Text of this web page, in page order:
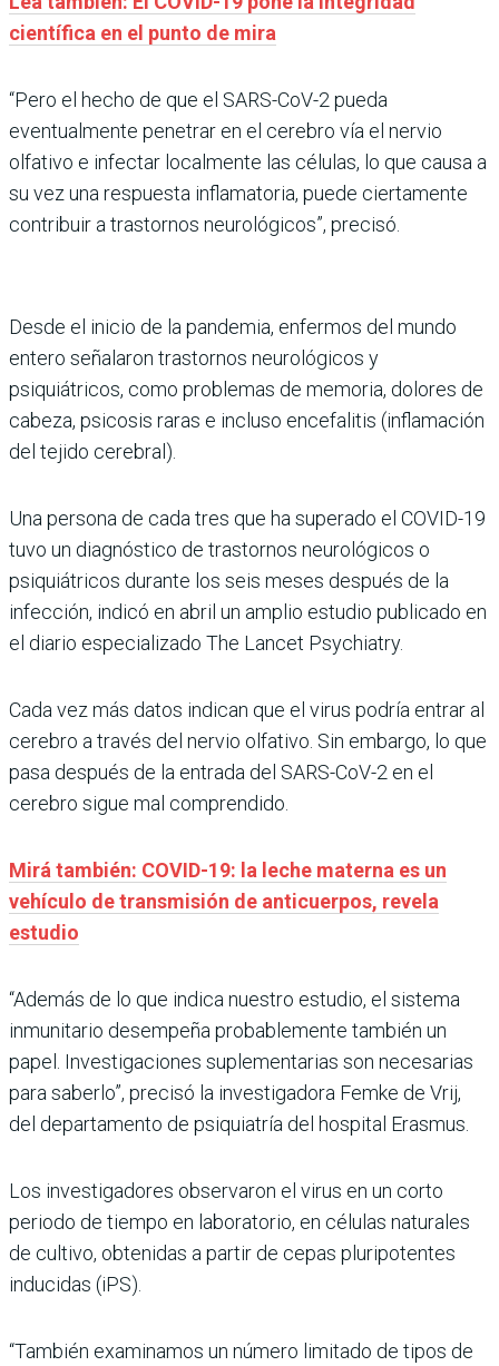
científica en el punto de mira
“Pero el hecho de que el SARS-CoV-2 pueda
eventualmente penetrar en el cerebro vía el nervio
olfativo e infectar localmente las células, lo que causa a
su vez una respuesta inflamatoria, puede ciertamente
contribuir a trastornos neurológicos”, precisó.
Desde el inicio de la pandemia, enfermos del mundo
entero señalaron trastornos neurológicos y
psiquiátricos, como problemas de memoria, dolores de
cabeza, psicosis raras e incluso encefalitis (inflamación
del tejido cerebral).
Una persona de cada tres que ha superado el COVID-19
tuvo un diagnóstico de trastornos neurológicos o
psiquiátricos durante los seis meses después de la
infección, indicó en abril un amplio estudio publicado en
el diario especializado The Lancet Psychiatry.
Cada vez más datos indican que el virus podría entrar al
cerebro a través del nervio olfativo. Sin embargo, lo que
pasa después de la entrada del SARS-CoV-2 en el
cerebro sigue mal comprendido.
Mirá también: COVID-19: la leche materna es un
vehículo de transmisión de anticuerpos, revela
estudio
“Además de lo que indica nuestro estudio, el sistema
inmunitario desempeña probablemente también un
papel. Investigaciones suplementarias son necesarias
para saberlo”, precisó la investigadora Femke de Vrij,
del departamento de psiquiatría del hospital Erasmus.
Los investigadores observaron el virus en un corto
periodo de tiempo en laboratorio, en células naturales
de cultivo, obtenidas a partir de cepas pluripotentes
inducidas (iPS).
“También examinamos un número limitado de tipos de